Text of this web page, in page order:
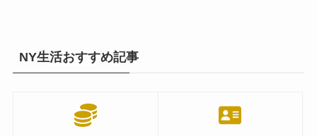
NY生活おすすめ記事